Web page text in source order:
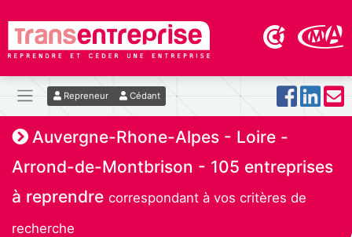
Repreneur Cédant
Auvergne-Rhone-Alpes - Loire -
Arrond-de-Montbrison - 105 entreprises
à reprendre correspondant à vos critères de
recherche